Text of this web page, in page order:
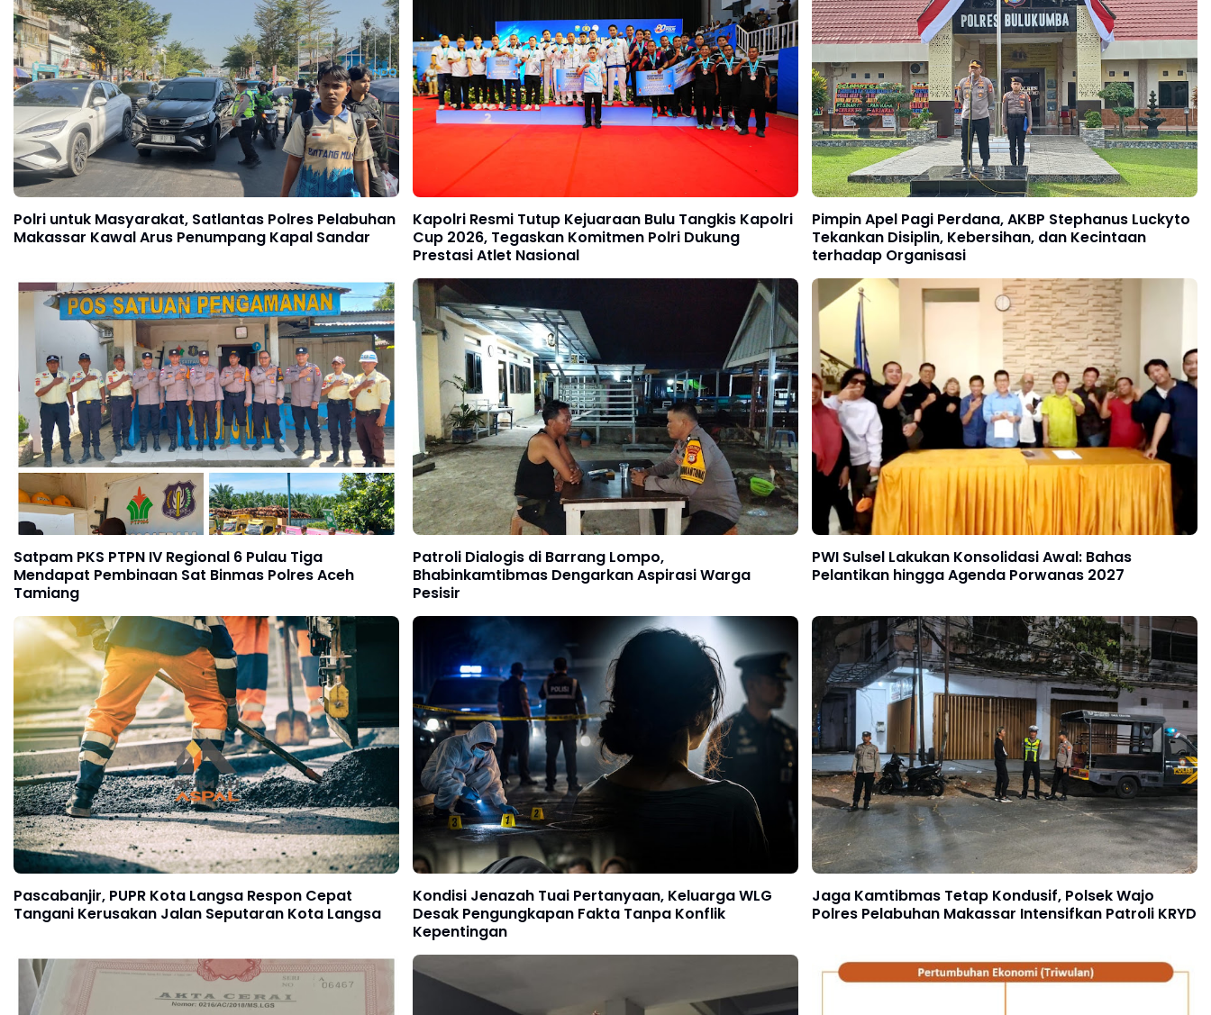
Polri untuk Masyarakat, Satlantas Polres Pelabuhan
Makassar Kawal Arus Penumpang Kapal Sandar
Kapolri Resmi Tutup Kejuaraan Bulu Tangkis Kapolri
Cup 2026, Tegaskan Komitmen Polri Dukung
Prestasi Atlet Nasional
Pimpin Apel Pagi Perdana, AKBP Stephanus Luckyto
Tekankan Disiplin, Kebersihan, dan Kecintaan
terhadap Organisasi
Satpam PKS PTPN IV Regional 6 Pulau Tiga
Mendapat Pembinaan Sat Binmas Polres Aceh
Tamiang
Patroli Dialogis di Barrang Lompo,
Bhabinkamtibmas Dengarkan Aspirasi Warga
Pesisir
PWI Sulsel Lakukan Konsolidasi Awal: Bahas
Pelantikan hingga Agenda Porwanas 2027
Pascabanjir, PUPR Kota Langsa Respon Cepat
Tangani Kerusakan Jalan Seputaran Kota Langsa
Kondisi Jenazah Tuai Pertanyaan, Keluarga WLG
Desak Pengungkapan Fakta Tanpa Konflik
Kepentingan
Jaga Kamtibmas Tetap Kondusif, Polsek Wajo
Polres Pelabuhan Makassar Intensifkan Patroli KRYD